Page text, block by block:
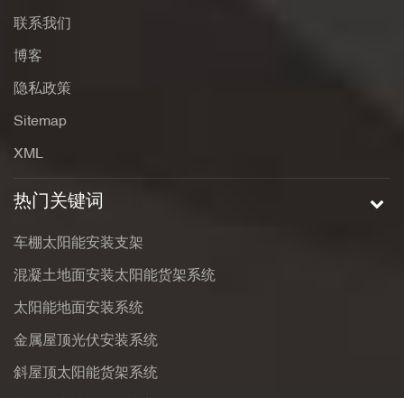
联系我们
博客
隐私政策
Sitemap
XML
热门关键词
车棚太阳能安装支架
混凝土地面安装太阳能货架系统
太阳能地面安装系统
金属屋顶光伏安装系统
斜屋顶太阳能货架系统